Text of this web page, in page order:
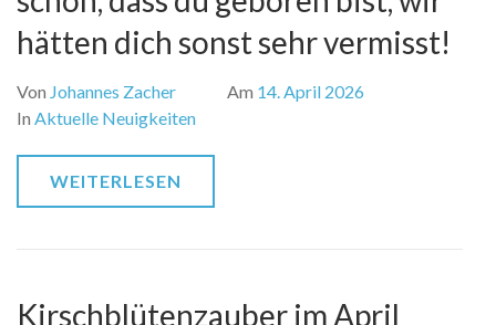
hätten dich sonst sehr vermisst!
Von Johannes Zacher Am 14. April 2026
In Aktuelle Neuigkeiten
WEITERLESEN
Kirschblütenzauber im April